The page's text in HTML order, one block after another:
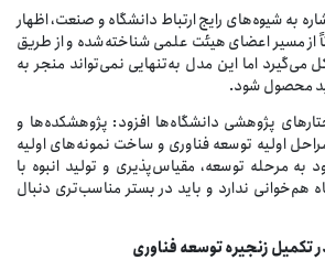
به شیوه‌های رایج ارتباط دانشگاه و صنعت، اظهار
از مسیر اعضای هیئت علمی شناخته‌شده و از طریق
اما این مدل به‌تنهایی نمی‌تواند منجر به
محصول شود.
پژوهشی دانشگاه‌ها افزود: پژوهشکده‌ها و
اولیه توسعه فناوری و ساخت نمونه‌های اولیه
مرحله توسعه، مقیاس‌پذیری و تولید انبوه با
هم‌خوانی ندارد و باید در بستر مناسب‌تری دنبال
زنجیرهتوسعهفناوری